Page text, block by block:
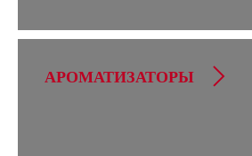
АРОМАТИЗАТОРЫ